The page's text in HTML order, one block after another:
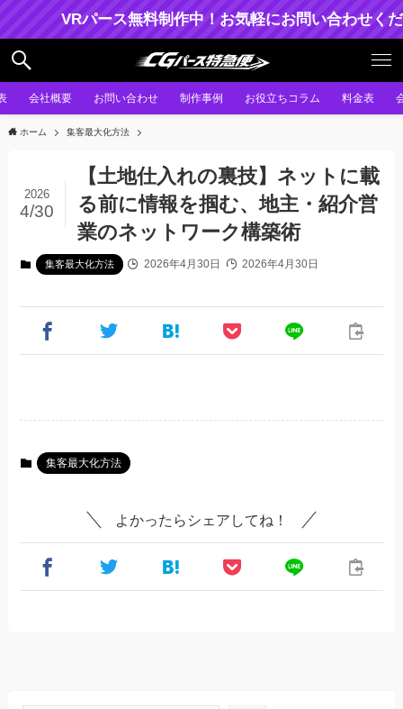
VRパース無料制作中！お気軽にお問い合わせくだ
会社概要 お問い合わせ 制作事例 お役立ちコラム 料金表
ホーム 集客最大化方法
【土地仕入れの裏技】ネットに載
る前に情報を掴む、地主・紹介営
業のネットワーク構築術
2026
4/30
集客最大化方法 2026年4月30日 2026年4月30日
集客最大化方法
よかったらシェアしてね！